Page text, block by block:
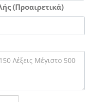
(Προαιρετικά)